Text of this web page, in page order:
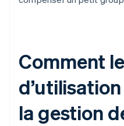
Comment
la gestion